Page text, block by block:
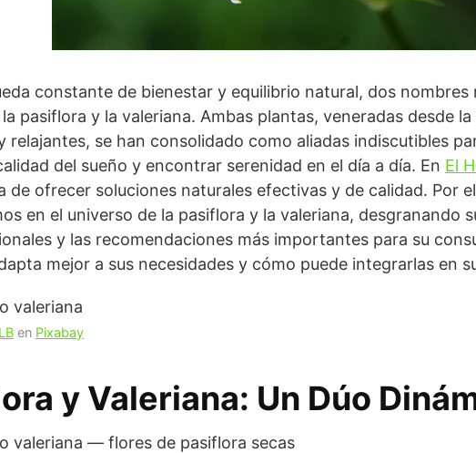
constante de bienestar y equilibrio natural, dos
pasiflora y la valeriana. Ambas plantas, veneradas desde
relajantes, se han consolidado como aliadas indiscutibles
del sueño y encontrar serenidad en el día a día. En El
de ofrecer soluciones naturales efectivas y de calidad. Por
en el universo de la pasiflora y la valeriana, desgranando
y las recomendaciones más importantes para su
mejor a sus necesidades y cómo puede integrarlas en
en Pixabay
y Valeriana: Un Dúo